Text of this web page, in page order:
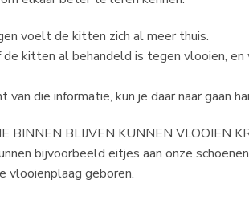
voelt de kitten zich al meer thuis.
de kitten al behandeld is tegen vlooien,
die informatie, kun je daar naar gaan
BINNEN BLIJVEN KUNNEN VLOOIEN
bijvoorbeeld eitjes aan onze
vlooienplaag geboren.